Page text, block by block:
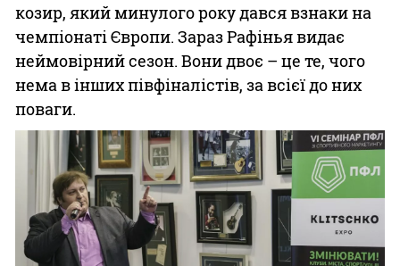
козир, який минулого року дався взнаки на
чемпіонаті Європи. Зараз Рафінья видає
неймовірний сезон. Вони двоє – це те, чого
нема в інших півфіналістів, за всієї до них
поваги.